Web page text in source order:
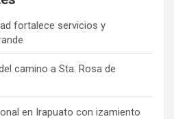
fortalece servicios y
camino a Sta. Rosa de
en Irapuato con izamiento